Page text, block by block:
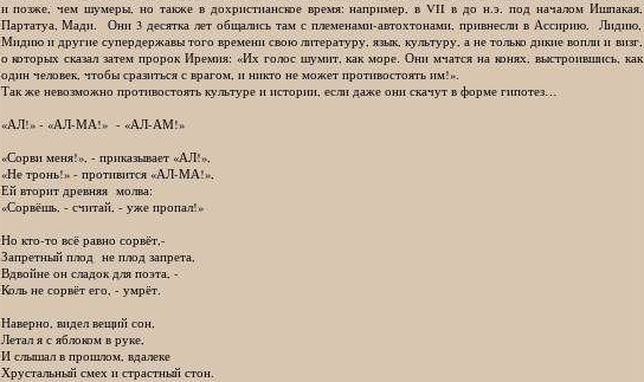
и позже, чем шумеры, но также в дохристианское время: например, в VII в до н.э. под началом Ишпакая,
Партатуа, Мади. Они 3 десятка лет общались там с племенами-автохтонами, привнесли в Ассирию, Лидию,
Мидию и другие супердержавы того времени свою литературу, язык, культуру, а не только дикие вопли и визг,
о которых сказал затем пророк Иремия: «Их голос шумит, как море. Они мчатся на конях, выстроившись, как
один человек, чтобы сразиться с врагом, и никто не может противостоять им!».
Так же невозможно противостоять культуре и истории, если даже они скачут в форме гипотез…
«АЛ!» - «АЛ-МА!» - «АЛ-АМ!»
«Сорви меня!», - приказывает «АЛ!»,
«Не тронь!» - противится «АЛ-МА!»,
Ей вторит древняя молва:
«Сорвёшь, - считай, - уже пропал!»
Но кто-то всё равно сорвёт,-
Запретный плод не плод запрета,
Вдвойне он сладок для поэта, -
Коль не сорвёт его, - умрёт.
Наверно, видел вещий сон,
Летал я с яблоком в руке,
И слышал в прошлом, вдалеке
Хрустальный смех и страстный стон.